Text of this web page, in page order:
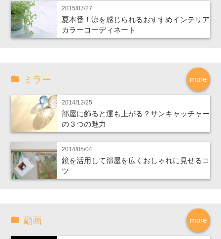
2015/07/27
夏本番！涼を感じられるおすすめインテリア
カラーコーディネート
more
ミラー
2014/12/25
部屋に飾ると運も上がる？サンキャッチャー
の３つの魅力
2014/05/04
鏡を活用して部屋を広くおしゃれに見せるコ
ツ
more
動画